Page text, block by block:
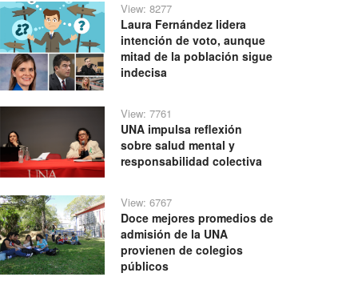
View: 8277
Laura Fernández lidera
intención de voto, aunque
mitad de la población sigue
indecisa
View: 7761
UNA impulsa reflexión
sobre salud mental y
responsabilidad colectiva
View: 6767
Doce mejores promedios de
admisión de la UNA
provienen de colegios
públicos